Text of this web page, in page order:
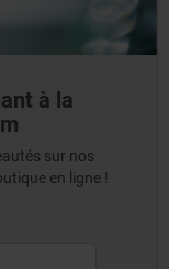
à la
sur nos
en ligne !